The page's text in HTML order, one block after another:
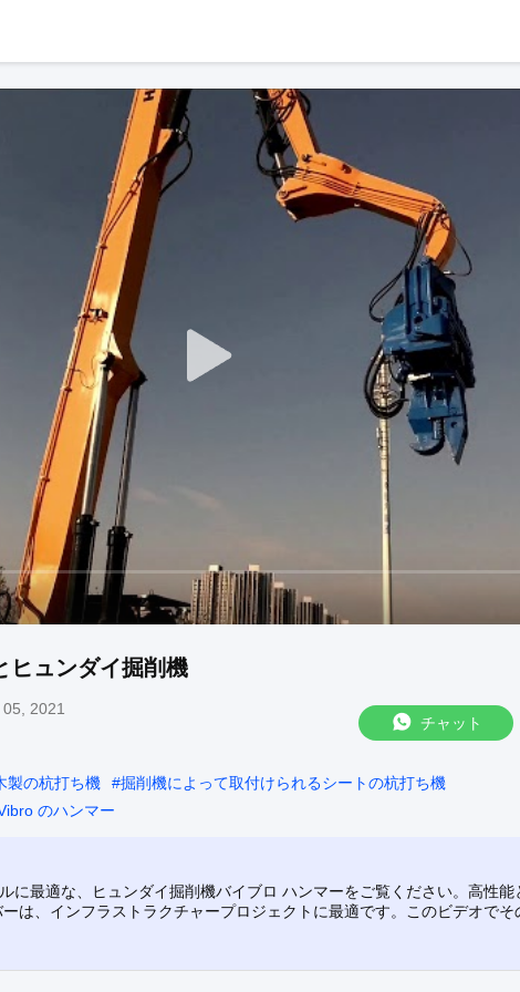
ヒュンダイ掘削機
2021
チャット
製の杭打ち機 #掘削機によって取付けられるシートの杭打ち機
のハンマー
に最適な、ヒュンダイ掘削機バイブロ ハンマーをご覧ください。高性能
は、インフラストラクチャープロジェクトに最適です。このビデオでそ